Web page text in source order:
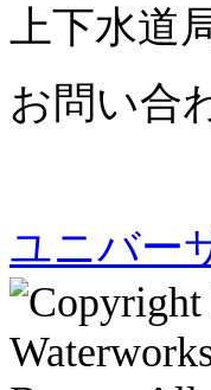
上下水道
お問い合
ユニバー